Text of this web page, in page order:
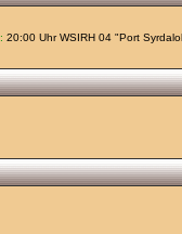
20:00 Uhr WSIRH 04 "Port